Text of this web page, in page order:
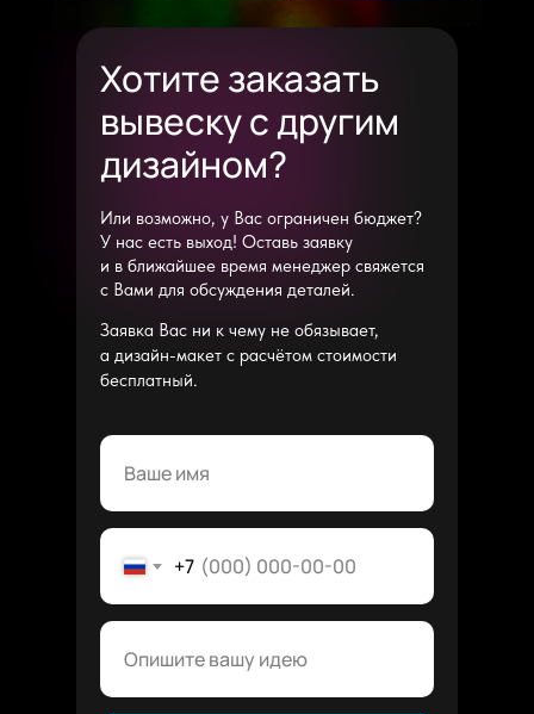
Хотите заказать
вывеску с другим
дизайном?
Или возможно, у Вас ограничен бюджет?
У нас есть выход! Оставь заявку
и в ближайшее время менеджер свяжется
с Вами для обсуждения деталей.
Заявка Вас ни к чему не обязывает,
а дизайн-макет с расчётом стоимости
бесплатный.
+7